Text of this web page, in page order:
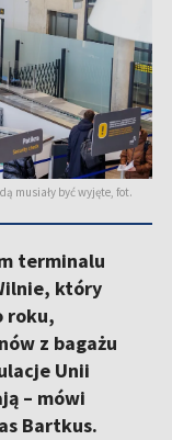
musiały być wyjęte, fot.
terminalu
który
roku,
z bagażu
Unii
– mówi
Bartkus.